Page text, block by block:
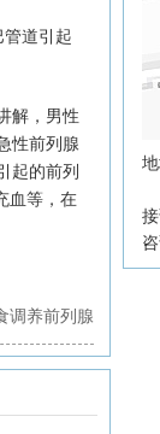
道引起
解，男性
性前列腺
起的前列
血等，在
调养前列腺
地